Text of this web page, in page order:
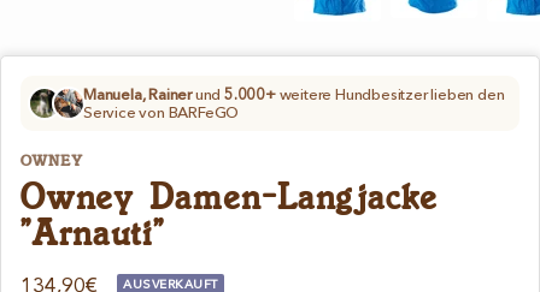
Manuela, Rainerund 5.000+weitere Hundbesitzer lieben den
Service von BARFeGO
OWNEY
Owney Damen-Langjacke
"Arnauti"
Angebotspreis
134,90€ AUSVERKAUFT